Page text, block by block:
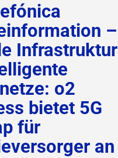
–
Infrastruktur
o2
bietet 5G
für
an